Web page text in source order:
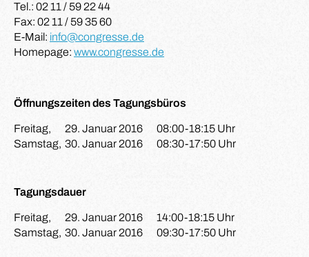
Tel.: 02 11 / 59 22 44
Fax: 02 11 / 59 35 60
E-Mail: info@congresse.de
Homepage: www.congresse.de
Öffnungszeiten des Tagungsbüros
Freitag, 29. Januar 2016
08:00-18:15 Uhr
Samstag, 30. Januar 2016 08:30-17:50 Uhr
Tagungsdauer
Freitag, 29. Januar 2016
14:00-18:15 Uhr
Samstag, 30. Januar 2016 09:30-17:50 Uhr